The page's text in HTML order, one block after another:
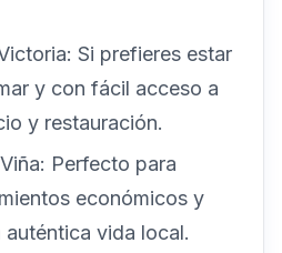
: Si prefieres estar
y con fácil acceso a
y restauración.
: Perfecto para
económicos y
auténtica vida local.